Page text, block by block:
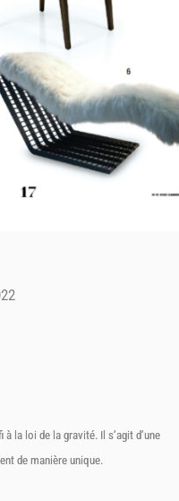
la loi de la gravité. Il s’agit d’une
de manière unique.